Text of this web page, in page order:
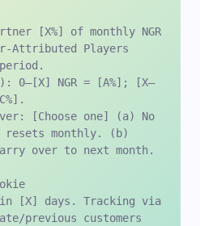
[X%] of monthly NGR
Attributed Players
0–[X] NGR = [A%]; [X–
[Choose one] (a) No
resets monthly. (b)
over to next month.
[X] days. Tracking via
previous customers